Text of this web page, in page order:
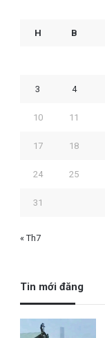
H B
3 4
10 11
17 18
24 25
31
« Th7
Tin mới đăng